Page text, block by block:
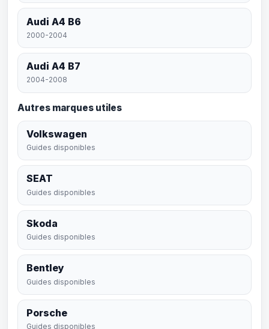
Audi A4 B6
2000-2004
Audi A4 B7
2004-2008
Autres marques utiles
Volkswagen
Guides disponibles
SEAT
Guides disponibles
Skoda
Guides disponibles
Bentley
Guides disponibles
Porsche
Guides disponibles